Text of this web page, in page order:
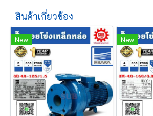
สินค้าเกี่ยวข้อง
New New